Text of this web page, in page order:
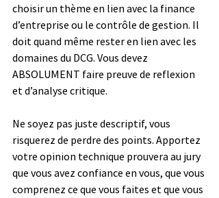
choisir un thème en lien avec la finance
d’entreprise ou le contrôle de gestion. Il
doit quand même rester en lien avec les
domaines du DCG. Vous devez
ABSOLUMENT faire preuve de reflexion
et d’analyse critique.
Ne soyez pas juste descriptif, vous
risquerez de perdre des points. Apportez
votre opinion technique prouvera au jury
que vous avez confiance en vous, que vous
comprenez ce que vous faites et que vous